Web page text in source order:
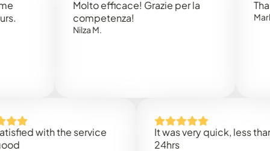
Molto efficace! Grazie per la
competenza!
Nilza M.
Thank
Mark N.
with the service
It was very quick, less than